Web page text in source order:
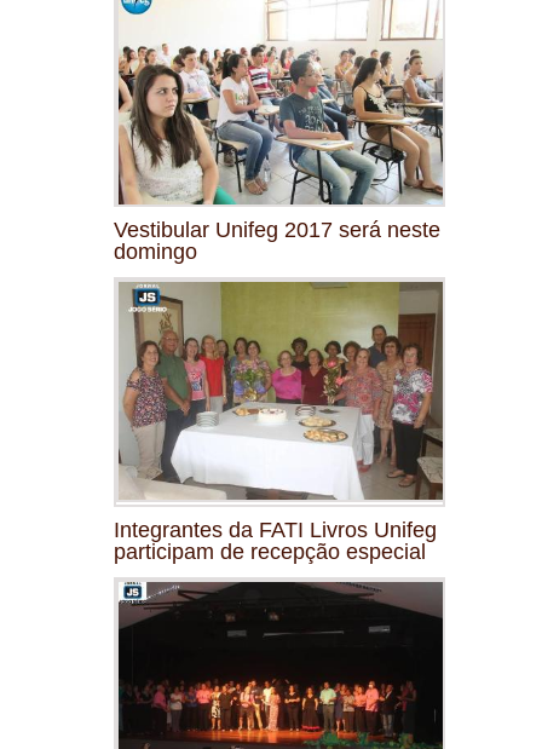
Vestibular Unifeg 2017 será neste
domingo
Integrantes da FATI Livros Unifeg
participam de recepção especial